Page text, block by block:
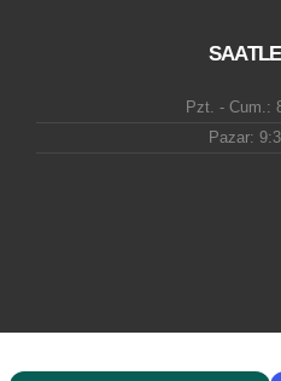
Pzt. - Cum.:
Pazar: